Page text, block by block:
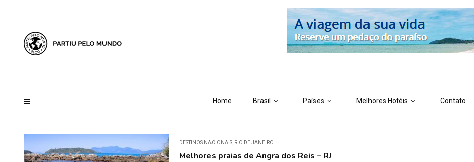
Home Brasil Países Melhores Hotéis Contato
DESTINOS NACIONAIS RIO DE JANEIRO
Melhores praias de Angra dos Reis – RJ